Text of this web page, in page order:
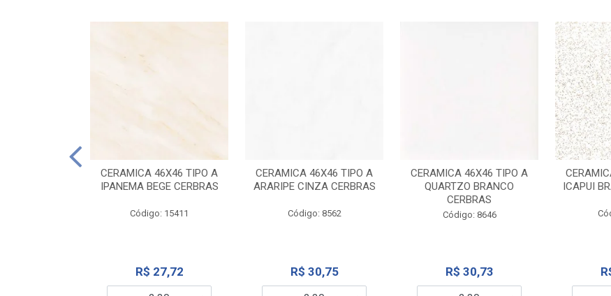
CERAMICA 46X46 TIPO A
IPANEMA BEGE CERBRAS
Código: 15411
R$ 27,72
CERAMICA 46X46 TIPO A
ARARIPE CINZA CERBRAS
Código: 8562
R$ 30,75
CERAMICA 46X46 TIPO A
QUARTZO BRANCO
CERBRAS
Código: 8646
R$ 30,73
ICAPUI